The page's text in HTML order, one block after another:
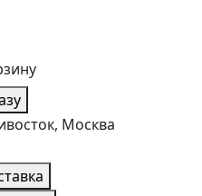
Москва